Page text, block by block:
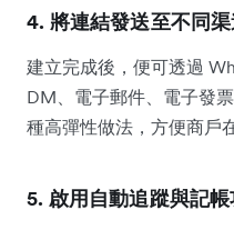
4. 將連結發送至不同
建立完成後，便可透過
DM、電子郵件、電子發
種高彈性做法，方便商戶
5. 啟用自動追蹤與記